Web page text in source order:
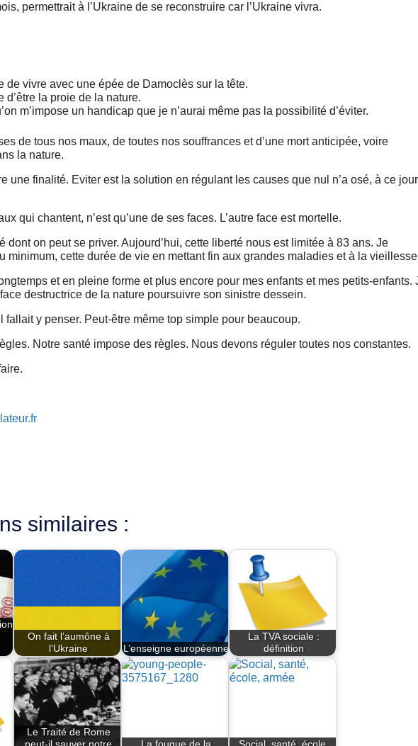
permettrait à l’Ukraine de se reconstruire car l’Ukraine vivra.
de vivre avec une épée de Damoclès sur la tête.
d’être la proie de la nature.
m’impose un handicap que je n’aurai même pas la possibilité d’éviter.
de tous nos maux, de toutes nos souffrances et d’une mort anticipée, voire
la nature.
une finalité. Eviter est la solution en régulant les causes que nul n’a osé, à ce
qui chantent, n’est qu’une de ses faces. L’autre face est mortelle.
dont on peut se priver. Aujourd’hui, cette liberté nous est limitée à 83 ans. Je
minimum, cette durée de vie en mettant fin aux grandes maladies et à la
et en pleine forme et plus encore pour mes enfants et mes petits-enfants.
destructrice de la nature poursuivre son sinistre dessein.
fallait y penser. Peut-être même top simple pour beaucoup.
Notre santé impose des règles. Nous devons réguler toutes nos constantes.
similaires :
On fait l’aumône à
l’Ukraine
L’enseigne européenne
La TVA sociale :
définition
Le Traité de Rome